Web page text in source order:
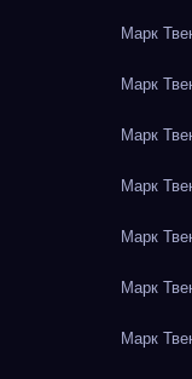
Марк
Марк
Марк
Марк
Марк
Марк
Марк